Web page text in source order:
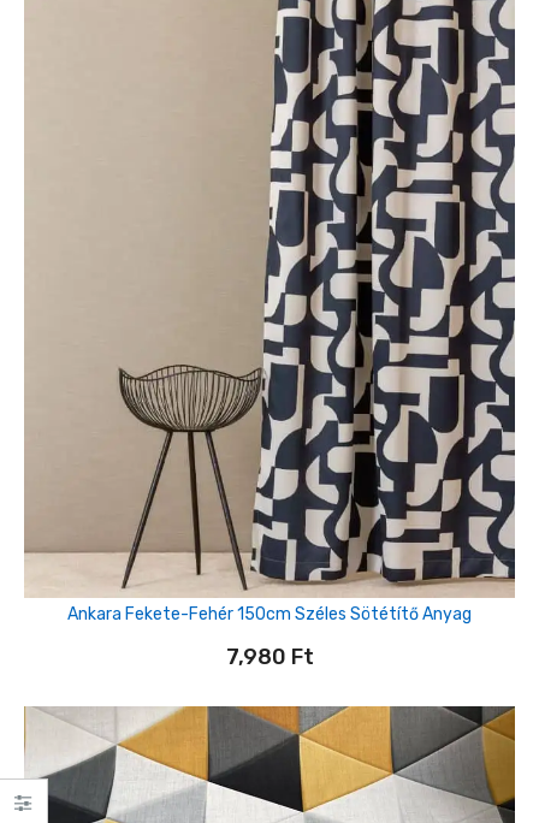
Ankara Fekete-Fehér 150cm Széles Sötétítő Anyag
7,980 Ft